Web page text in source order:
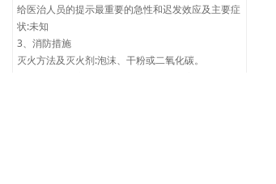
给医治人员的提示最重要的急性和迟发效应及主要症
状:未知
3、消防措施
灭火方法及灭火剂:泡沫、干粉或二氧化碳。